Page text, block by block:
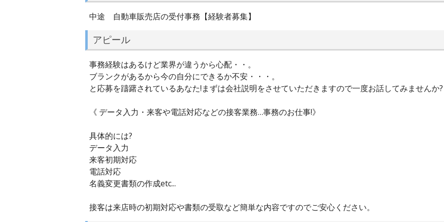
中途 自動車販売店の受付事務【経験者募集】
アピール
事務経験はあるけど業界が違うから心配・・。
ブランクがあるから今の自分にできるか不安・・・。
と応募を躊躇されているあなた!まずは会社説明をさせていただきますので一度お話してみませんか?
《 データ入力・来客や電話対応などの接客業務…事務のお仕事!》
具体的には?
データ入力
来客初期対応
電話対応
名義変更書類の作成etc...
接客は来店時の初期対応や書類の受取など簡単な内容ですのでご安心ください。